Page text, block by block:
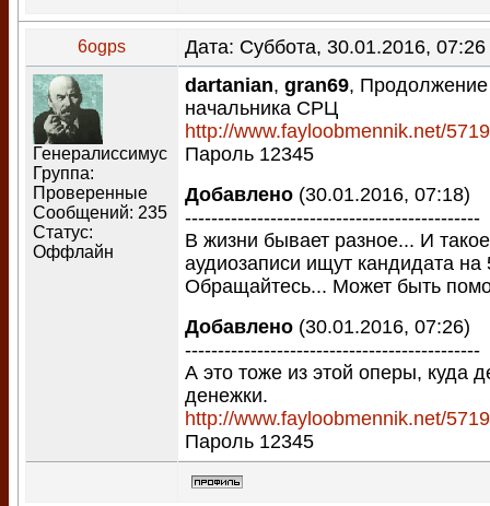
6ogps Дата: Суббота, 30.01.2016,
Генералиссимус
Группа:
Проверенные
Сообщений: 235
Статус:
Оффлайн
dartanian, gran69, Продолжение
начальника СРЦ
http://www.fayloobmennik.net/
Пароль 12345
Добавлено (30.01.2016, 07:18)
---------------------------------------------
В жизни бывает разное... И
аудиозаписи ищут кандидата на
Обращайтесь... Может быть
Добавлено (30.01.2016, 07:26)
---------------------------------------------
А это тоже из этой оперы, куда
денежки.
http://www.fayloobmennik.net/
Пароль 12345